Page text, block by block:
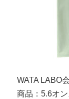
WATA LABO
商品：5.6オ